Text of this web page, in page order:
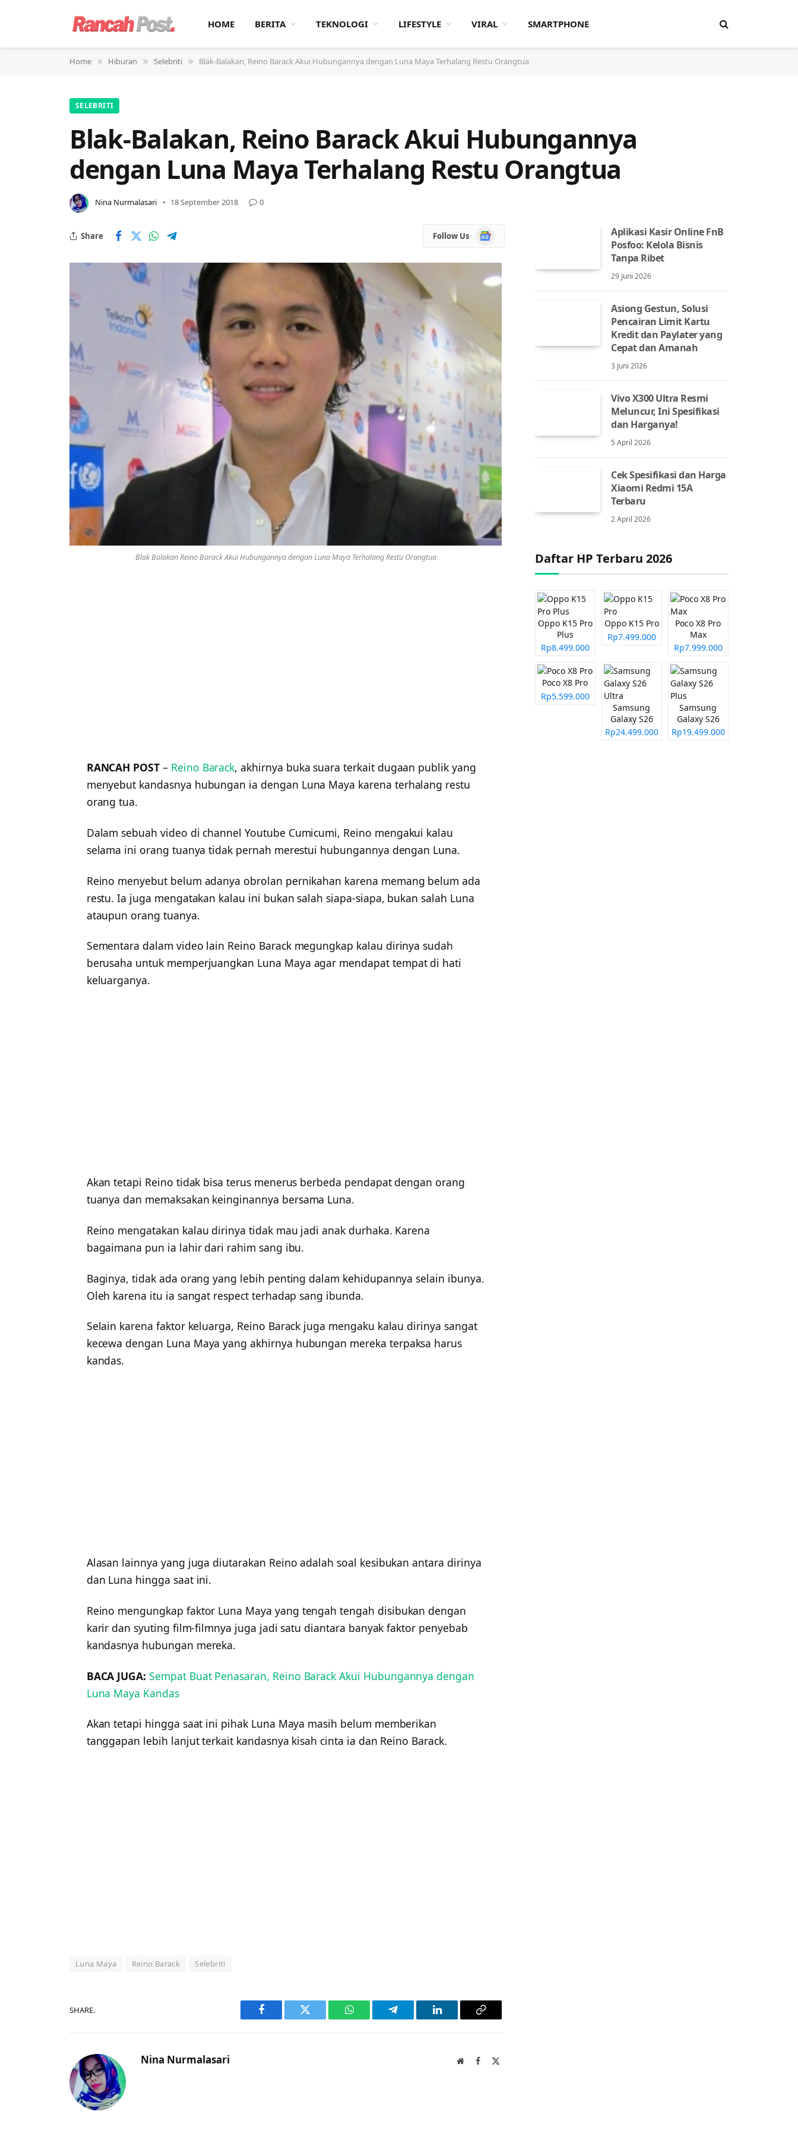
HOME BERITA TEKNOLOGI LIFESTYLE VIRAL SMARTPHONE
Home » Hiburan » Selebriti » Blak-Balakan, Reino Barack Akui Hubungannya dengan Luna Maya Terhalang Restu Orangtua
SELEBRITI
Blak-Balakan, Reino Barack Akui Hubungannya
dengan Luna Maya Terhalang Restu Orangtua
Nina Nurmalasari 18 September 2018 0
Share Follow Us
Google
News
Blak Balakan Reino Barack Akui Hubungannya dengan Luna Maya Terhalang Restu Orangtua
RANCAH POST – Reino Barack, akhirnya buka suara terkait dugaan publik yang
menyebut kandasnya hubungan ia dengan Luna Maya karena terhalang restu
orang tua.
Dalam sebuah video di channel Youtube Cumicumi, Reino mengakui kalau
selama ini orang tuanya tidak pernah merestui hubungannya dengan Luna.
Reino menyebut belum adanya obrolan pernikahan karena memang belum ada
restu. Ia juga mengatakan kalau ini bukan salah siapa-siapa, bukan salah Luna
ataupun orang tuanya.
Sementara dalam video lain Reino Barack megungkap kalau dirinya sudah
berusaha untuk memperjuangkan Luna Maya agar mendapat tempat di hati
keluarganya.
Akan tetapi Reino tidak bisa terus menerus berbeda pendapat dengan orang
tuanya dan memaksakan keinginannya bersama Luna.
Reino mengatakan kalau dirinya tidak mau jadi anak durhaka. Karena
bagaimana pun ia lahir dari rahim sang ibu.
Baginya, tidak ada orang yang lebih penting dalam kehidupannya selain ibunya.
Oleh karena itu ia sangat respect terhadap sang ibunda.
Selain karena faktor keluarga, Reino Barack juga mengaku kalau dirinya sangat
kecewa dengan Luna Maya yang akhirnya hubungan mereka terpaksa harus
kandas.
Alasan lainnya yang juga diutarakan Reino adalah soal kesibukan antara dirinya
dan Luna hingga saat ini.
Reino mengungkap faktor Luna Maya yang tengah tengah disibukan dengan
karir dan syuting film-filmnya juga jadi satu diantara banyak faktor penyebab
kandasnya hubungan mereka.
BACA JUGA: Sempat Buat Penasaran, Reino Barack Akui Hubungannya dengan
Luna Maya Kandas
Akan tetapi hingga saat ini pihak Luna Maya masih belum memberikan
tanggapan lebih lanjut terkait kandasnya kisah cinta ia dan Reino Barack.
Luna Maya Reino Barack Selebriti
SHARE.
Facebook Twitter WhatsAppTelegram LinkedIn Copy
Nina Nurmalasari WebsiteFacebook
Aplikasi Kasir Online FnB
Posfoo: Kelola Bisnis
Tanpa Ribet
29 Juni 2026
Asiong Gestun, Solusi
Pencairan Limit Kartu
Kredit dan Paylater yang
Cepat dan Amanah
3 Juni 2026
Vivo X300 Ultra Resmi
Meluncur, Ini Spesifikasi
dan Harganya!
5 April 2026
Cek Spesifikasi dan Harga
Xiaomi Redmi 15A
Terbaru
2 April 2026
Daftar HP Terbaru 2026
Oppo K15 Pro
Plus
Rp8.499.000
Oppo K15 Pro
Rp7.499.000
Poco X8 Pro
Max
Rp7.999.000
Poco X8 Pro
Rp5.599.000
Samsung
Galaxy S26
Ultra
Rp24.499.000
Samsung
Galaxy S26
Plus
Rp19.499.000